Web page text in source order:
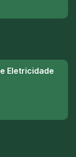
Eletricidade